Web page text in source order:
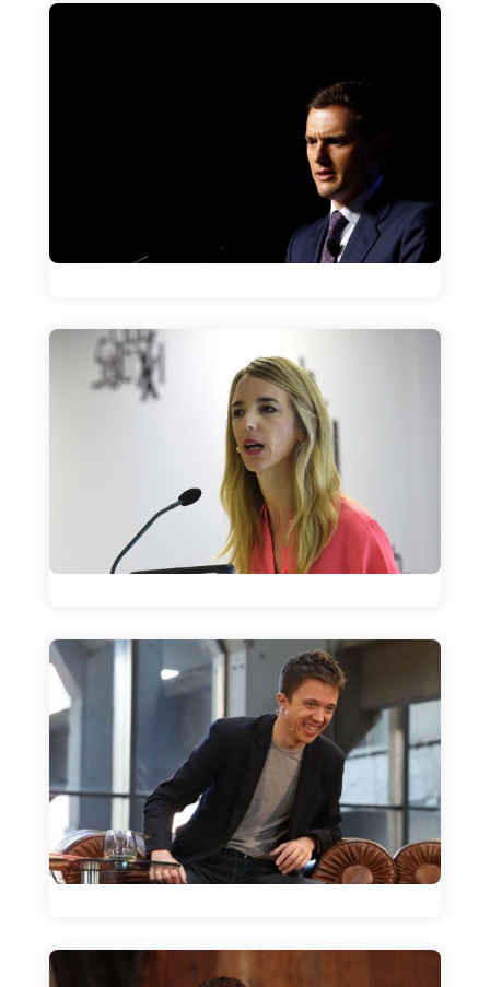
La frase
La frase